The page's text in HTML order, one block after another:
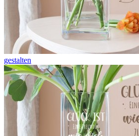
gestalten